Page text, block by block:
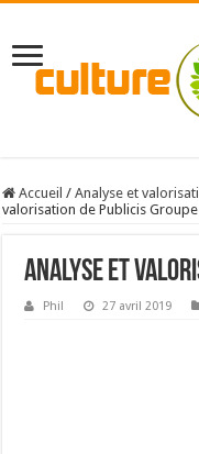
Accueil / Analyse et
valorisation de Publicis Groupe
Analyse et
Phil 27 avril 2019